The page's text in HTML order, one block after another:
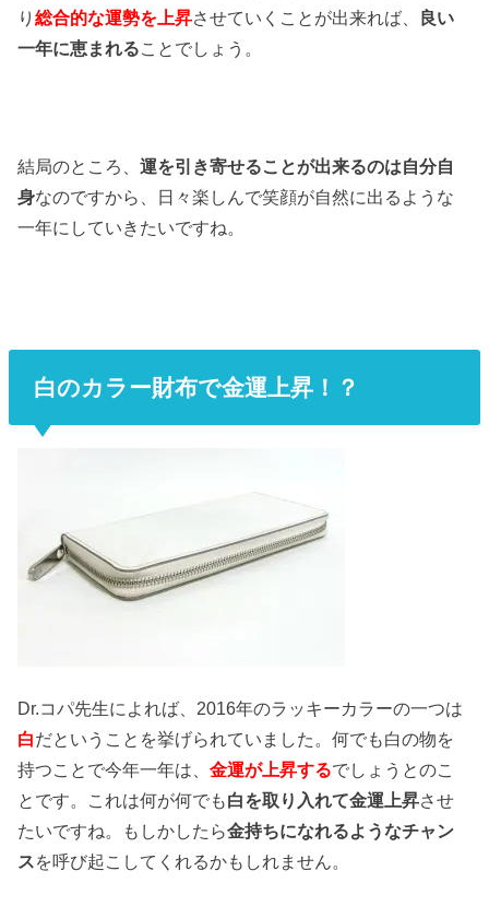
り総合的な運勢を上昇させていくことが出来れば、 良い
一年に恵まれることでしょう。
結局のところ、運を引き寄せることが出来るのは自分自
身なのですから、日々楽しんで笑顔が自然に出るような
一年にしていきたいですね。
白のカラー財布で金運上昇！？
Dr.コパ先生によれば、2016年のラッキーカラーの一つは
白だということを挙げられていました。何でも白の物を
持つことで今年一年は、金運が上昇するでしょうとのこ
とです。これは何が何でも白を取り入れて金運上昇させ
たいですね。もしかしたら金持ちになれるようなチャン
スを呼び起こしてくれるかもしれません。